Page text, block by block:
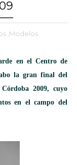
,Modelos
en el Centro de
la gran final del
2009, cuyo
en el campo del